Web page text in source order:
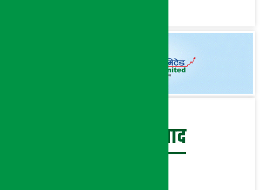
बेथिति मुर्दाबाद